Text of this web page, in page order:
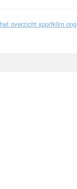
het overzicht sportklim